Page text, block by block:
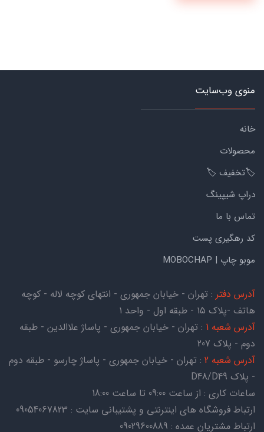
منوی وب‌سایت
خانه
محصولات
🏷️تخفیف 🏷️
دراپ شیپینگ
تماس با ما
کد رهگیری پست
موبو چاپ | MOBOCHAP
آدرس دفتر : تهران - خیابان جمهوری - انتهای کوچه لاله - کوچه
هاتف -پلاک ۱۵ - طبقه اول - واحد ۱
آدرس شعبه 1
: تهران - خیابان جمهوری - پاساژ علاالدین - طبقه
دوم - پلاک 207
آدرس شعبه 2
: تهران - خیابان جمهوری - پاساژ چارسو - طبقه دوم
- پلاک D48/D49
ساعات کاری : از ساعت 09:00 تا ساعت 18:00
ارتباط فروشگاه های اینترنتی و پشتیبانی سایت : 09054067823
ارتباط مشتریان عمده : 09029600889